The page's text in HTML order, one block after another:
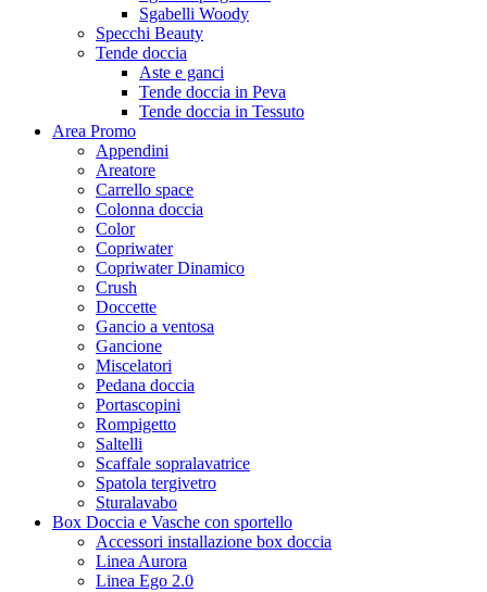
Sgabelli Woody
Specchi Beauty
Tende doccia
Aste e ganci
Tende doccia in Peva
Tende doccia in Tessuto
Area Promo
Appendini
Areatore
Carrello space
Colonna doccia
Color
Copriwater
Copriwater Dinamico
Crush
Doccette
Gancio a ventosa
Gancione
Miscelatori
Pedana doccia
Portascopini
Rompigetto
Saltelli
Scaffale sopralavatrice
Spatola tergivetro
Sturalavabo
Box Doccia e Vasche con sportello
Accessori installazione box doccia
Linea Aurora
Linea Ego 2.0